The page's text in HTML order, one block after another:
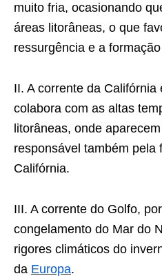
muito fria, ocasionando
áreas litorâneas, o que
ressurgência e a
II. A corrente da Califórnia
colabora com as altas
litorâneas, onde
responsável também pela
Califórnia.
III. A corrente do Golfo,
congelamento do Mar do
rigores climáticos do
da Europa.